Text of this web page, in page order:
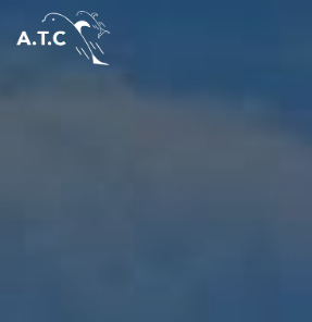
Panneau de gestion des cookies